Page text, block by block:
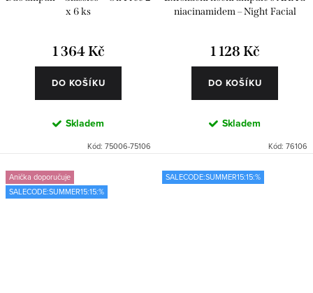
x 6 ks
1 364 Kč
DO KOŠÍKU
Skladem
Kód: 75006-75106
niacinamidem – Night Facial
1 128 Kč
DO KOŠÍKU
Skladem
Kód: 76106
Anička doporučuje
SALECODE:SUMMER15:15:%
SALECODE:SUMMER15:15:%